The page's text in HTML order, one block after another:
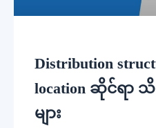
Distribution
location ဆိုင်ရ
များ